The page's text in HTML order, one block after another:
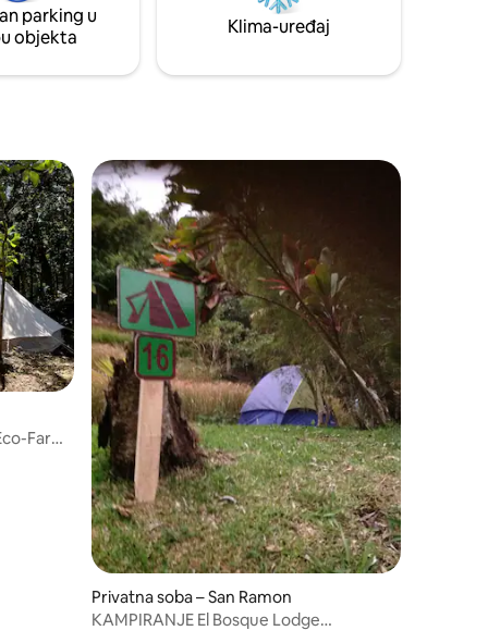
samo 30 minuta
parking u
objekta
Klima-uređaj
Farm
Privatna soba – San Ramon
KAMPIRANJE El Bosque Lodge